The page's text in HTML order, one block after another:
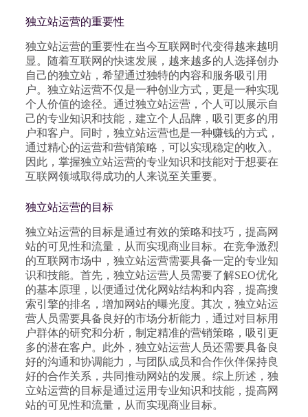
独立站运营的重要性
独立站运营的重要性在当今互联网时代变得越来越明
显。随着互联网的快速发展，越来越多的人选择创办
自己的独立站，希望通过独特的内容和服务吸引用
户。独立站运营不仅是一种创业方式，更是一种实现
个人价值的途径。通过独立站运营，个人可以展示自
己的专业知识和技能，建立个人品牌，吸引更多的用
户和客户。同时，独立站运营也是一种赚钱的方式，
通过精心的运营和营销策略，可以实现稳定的收入。
因此，掌握独立站运营的专业知识和技能对于想要在
互联网领域取得成功的人来说至关重要。
独立站运营的目标
独立站运营的目标是通过有效的策略和技巧，提高网
站的可见性和流量，从而实现商业目标。在竞争激烈
的互联网市场中，独立站运营需要具备一定的专业知
识和技能。首先，独立站运营人员需要了解SEO优化
的基本原理，以便通过优化网站结构和内容，提高搜
索引擎的排名，增加网站的曝光度。其次，独立站运
营人员需要具备良好的市场分析能力，通过对目标用
户群体的研究和分析，制定精准的营销策略，吸引更
多的潜在客户。此外，独立站运营人员还需要具备良
好的沟通和协调能力，与团队成员和合作伙伴保持良
好的合作关系，共同推动网站的发展。综上所述，独
立站运营的目标是通过运用专业知识和技能，提高网
站的可见性和流量，从而实现商业目标。